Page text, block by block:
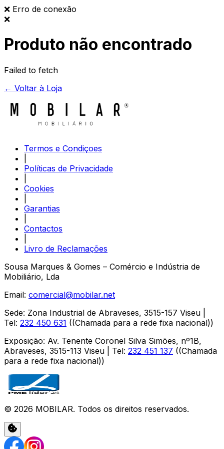
❌ Erro de conexão
❌
Produto não encontrado
Failed to fetch
← Voltar à Loja
Termos e Condiçoes
Políticas de Privacidade
Cookies
Garantias
Contactos
Livro de Reclamações
Sousa Marques & Gomes – Comércio e Indústria de
Mobiliário, Lda
Email: comercial@mobilar.net
Sede: Zona Industrial de Abraveses, 3515-157 Viseu
Tel: 232 450 631 ((Chamada para a rede fixa nacional))
Exposição: Av. Tenente Coronel Silva Simões, nº1B,
Abraveses, 3515-113 Viseu | Tel: 232 451 137 ((Chamada
para a rede fixa nacional))
© 2026 MOBILAR. Todos os direitos reservados.